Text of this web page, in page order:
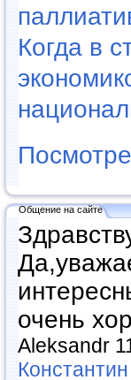
Когда в
Общение на сайте
очень
Aleksandr